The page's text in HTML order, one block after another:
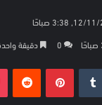
3:38 صباحًا
0 دقيقة
بينتيريست